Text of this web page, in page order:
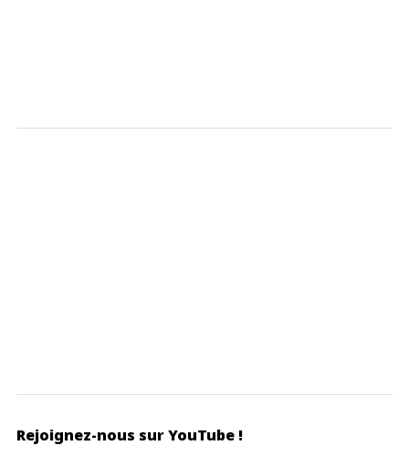
Rejoignez-nous sur YouTube !